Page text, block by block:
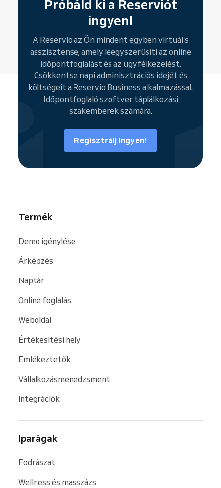
kiválaszthatják a számukra megfelelő
szolgáltatást, dátumot és időpontot, illetve
Afoglaló widgetektovábbi lehetőséget
adnak az ügyfélkör bővítésére, hiszen
közvetlenül integrálhatók meglévő
weboldaladra és közösségi média
csatornáidra, így gyors és egyszerű önálló
foglalásokat tesznek lehetővé.
Csatlakozz a Reservio közösségéhez, és
növeld vállalkozásod ismertségét olyan
keresőkben, mint aGoogle, aBing
Facebook.
Próbáld ki a Reserviót
ingyen!
A Reservio az Ön mindent egyben virtuális
asszisztense, amely leegyszerűsíti az online
időpontfoglalást és az ügyfélkezelést.
Csökkentse napi adminisztrációs idejét és
költségeit a Reservio Business alkalmazással.
Időpontfoglaló szoftver táplálkozási
szakemberek számára.
Regisztrálj ingyen!
Termék
Demo igénylése
Árképzés
Naptár
Online foglalás
Weboldal
Értékesítési hely
Emlékeztetők
Vállalkozásmenedzsment
Integrációk
Iparágak
Fodrászat
Wellness és masszázs